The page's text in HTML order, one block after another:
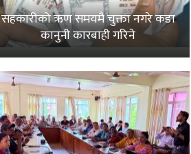
सहकारीको ऋण समयमै चुक्ता नगरे कडा
कानुनी कारबाही गरिने